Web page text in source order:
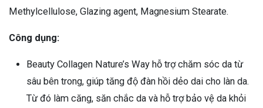
Methylcellulose, Glazing agent, Magnesium Stearate.
Công dụng:
Beauty Collagen Nature’s Way hỗ trợ chăm sóc da từ
sâu bên trong, giúp tăng độ đàn hồi dẻo dai cho làn da.
Từ đó làm căng, săn chắc da và hỗ trợ bảo vệ da khỏi